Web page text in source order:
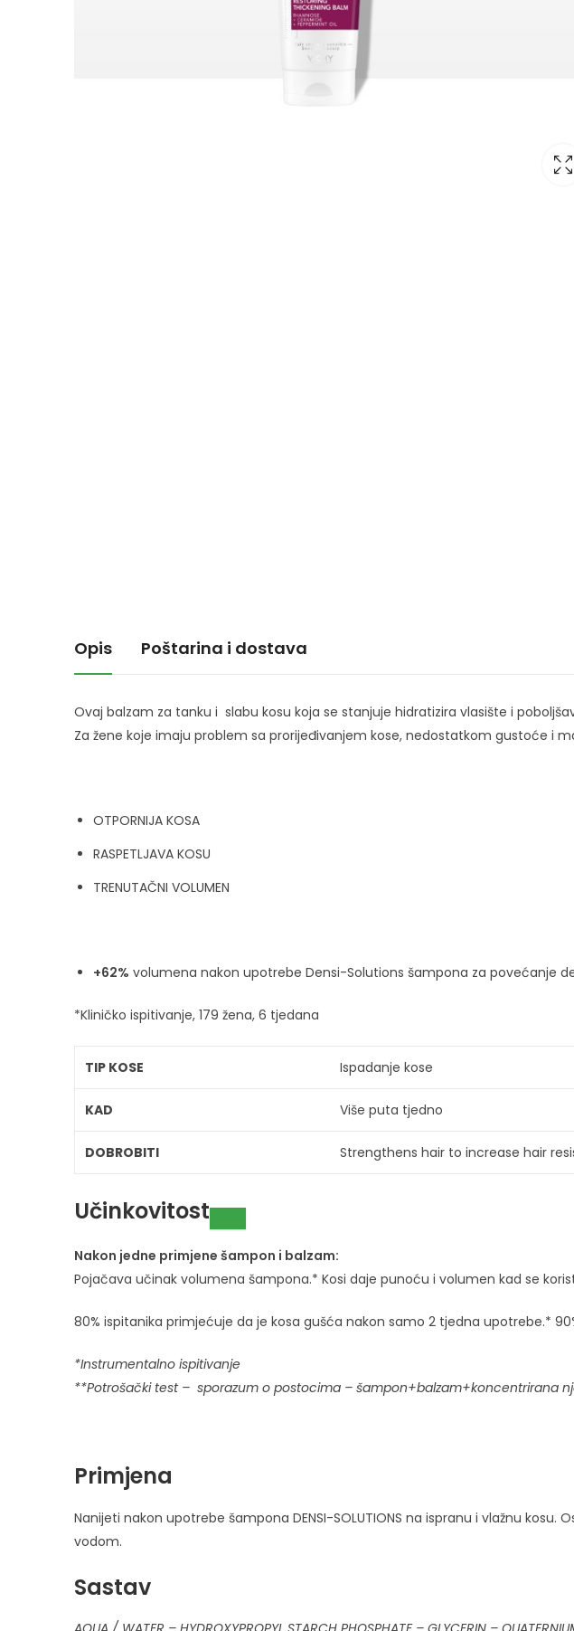
Opis Poštarina i dostava
Ovaj balzam za tanku i slabu kosu koja se stanjuje hidratizira vlasište i
Za žene koje imaju problem sa prorijeđivanjem kose, nedostatkom gustoće i
OTPORNIJA KOSA
RASPETLJAVA KOSU
TRENUTAČNI VOLUMEN
+62% volumena nakon upotrebe Densi-Solutions šampona za povećanje
*Kliničko ispitivanje, 179 žena, 6 tjedana
TIP KOSE Ispadanje kose
KAD Više puta tjedno
DOBROBITI Strengthens hair to increase hair
Učinkovitost
Nakon jedne primjene šampon i balzam:
Pojačava učinak volumena šampona.* Kosi daje punoću i volumen kad se
80% ispitanika primjećuje da je kosa gušća nakon samo 2 tjedna upotrebe.*
*Instrumentalno ispitivanje
**Potrošački test – sporazum o postocima – šampon+balzam+koncentrirana
Primjena
Nanijeti nakon upotrebe šampona DENSI-SOLUTIONS na ispranu i vlažnu
vodom.
Sastav